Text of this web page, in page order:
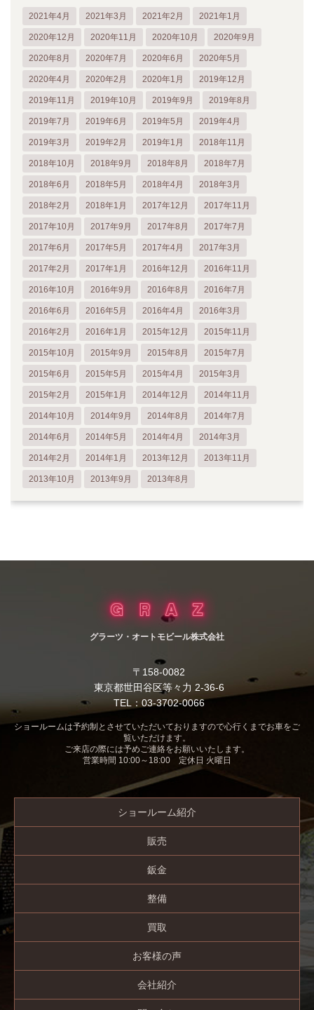
2021年4月 2021年3月 2021年2月 2021年1月
2020年12月 2020年11月 2020年10月 2020年9月
2020年8月 2020年7月 2020年6月 2020年5月
2020年4月 2020年2月 2020年1月 2019年12月
2019年11月 2019年10月 2019年9月 2019年8月
2019年7月 2019年6月 2019年5月 2019年4月
2019年3月 2019年2月 2019年1月 2018年11月
2018年10月 2018年9月 2018年8月 2018年7月
2018年6月 2018年5月 2018年4月 2018年3月
2018年2月 2018年1月 2017年12月 2017年11月
2017年10月 2017年9月 2017年8月 2017年7月
2017年6月 2017年5月 2017年4月 2017年3月
2017年2月 2017年1月 2016年12月 2016年11月
2016年10月 2016年9月 2016年8月 2016年7月
2016年6月 2016年5月 2016年4月 2016年3月
2016年2月 2016年1月 2015年12月 2015年11月
2015年10月 2015年9月 2015年8月 2015年7月
2015年6月 2015年5月 2015年4月 2015年3月
2015年2月 2015年1月 2014年12月 2014年11月
2014年10月 2014年9月 2014年8月 2014年7月
2014年6月 2014年5月 2014年4月 2014年3月
2014年2月 2014年1月 2013年12月 2013年11月
2013年10月 2013年9月 2013年8月
グラーツ・オートモビール株式会社
〒158-0082
東京都世田谷区等々力 2-36-6
TEL：03-3702-0066
ショールームは予約制とさせていただいておりますので心行くまでお車をご
覧いただけます。
ご来店の際には予めご連絡をお願いいたします。
営業時間 10:00～18:00 定休日 火曜日
ショールーム紹介
販売
鈑金
整備
買取
お客様の声
会社紹介